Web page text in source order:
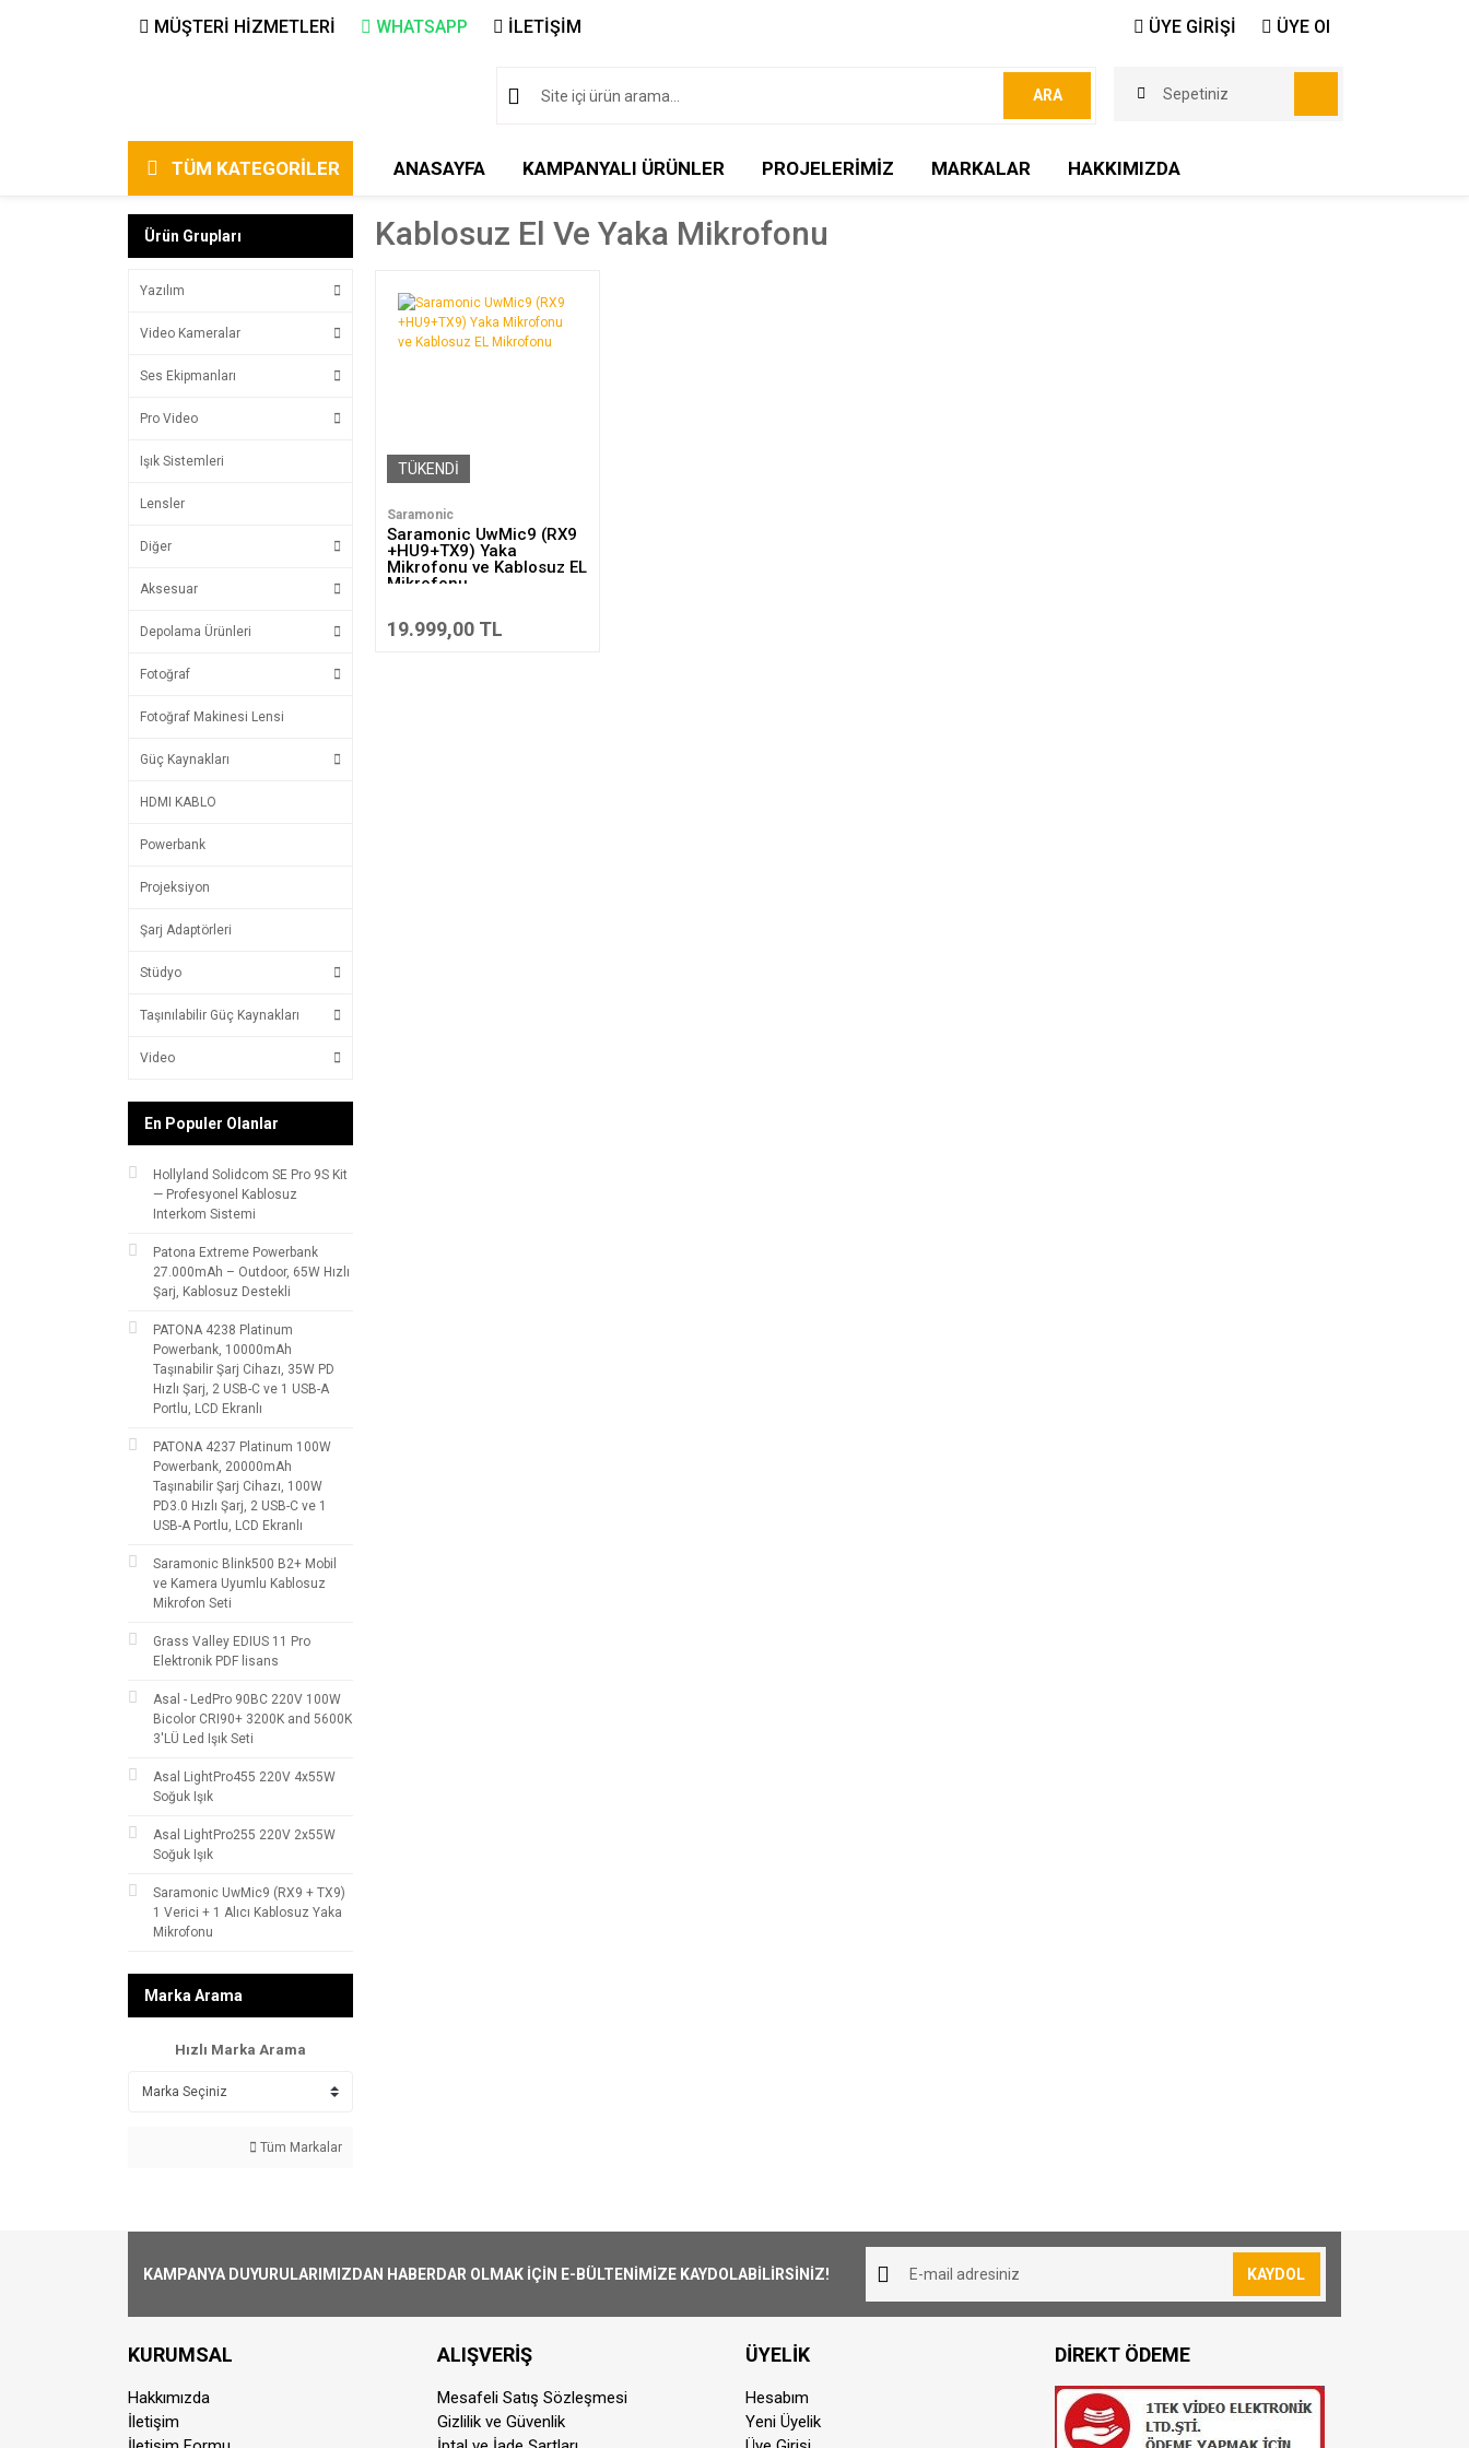
MÜŞTERİ HİZMETLERİ WHATSAPP İLETİŞİM ÜYE GİRİŞİ ÜYE Ol
ARA Sepetiniz
TÜM KATEGORİLER ANASAYFA KAMPANYALI ÜRÜNLER PROJELERİMİZ MARKALAR HAKKIMIZDA
Ürün Grupları
Yazılım
Video Kameralar
Ses Ekipmanları
Pro Video
Işık Sistemleri
Lensler
Diğer
Aksesuar
Depolama Ürünleri
Fotoğraf
Fotoğraf Makinesi Lensi
Güç Kaynakları
HDMI KABLO
Powerbank
Projeksiyon
Şarj Adaptörleri
Stüdyo
Taşınılabilir Güç Kaynakları
Video
En Populer Olanlar
Hollyland Solidcom SE Pro 9S Kit
— Profesyonel Kablosuz
Interkom Sistemi
Patona Extreme Powerbank
27.000mAh – Outdoor, 65W Hızlı
Şarj, Kablosuz Destekli
PATONA 4238 Platinum
Powerbank, 10000mAh
Taşınabilir Şarj Cihazı, 35W PD
Hızlı Şarj, 2 USB-C ve 1 USB-A
Portlu, LCD Ekranlı
PATONA 4237 Platinum 100W
Powerbank, 20000mAh
Taşınabilir Şarj Cihazı, 100W
PD3.0 Hızlı Şarj, 2 USB-C ve 1
USB-A Portlu, LCD Ekranlı
Saramonic Blink500 B2+ Mobil
ve Kamera Uyumlu Kablosuz
Mikrofon Seti
Grass Valley EDIUS 11 Pro
Elektronik PDF lisans
Asal - LedPro 90BC 220V 100W
Bicolor CRI90+ 3200K and 5600K
3'LÜ Led Işık Seti
Asal LightPro455 220V 4x55W
Soğuk Işık
Asal LightPro255 220V 2x55W
Soğuk Işık
Saramonic UwMic9 (RX9 + TX9)
1 Verici + 1 Alıcı Kablosuz Yaka
Mikrofonu
Marka Arama
Hızlı Marka Arama
Tüm Markalar
Kablosuz El Ve Yaka Mikrofonu
TÜKENDİ
Saramonic
Saramonic UwMic9 (RX9
+HU9+TX9) Yaka
Mikrofonu ve Kablosuz EL
Mikrofonu
19.999,00 TL
KAMPANYA DUYURULARIMIZDAN HABERDAR OLMAK İÇİN E-BÜLTENİMİZE KAYDOLABİLİRSİNİZ! KAYDOL
KURUMSAL
Hakkımızda
İletişim
ALIŞVERİŞ
Mesafeli Satış Sözleşmesi
Gizlilik ve Güvenlik
ÜYELİK
Hesabım
Yeni Üyelik
DİREKT ÖDEME